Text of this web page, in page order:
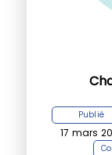
Publié
17 mars